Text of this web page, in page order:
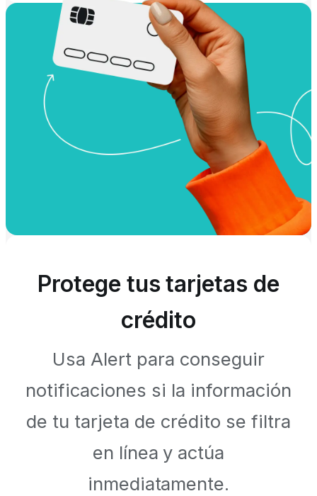
Protege tus tarjetas de
crédito
Usa Alert para conseguir
notificaciones si la información
de tu tarjeta de crédito se filtra
en línea y actúa
inmediatamente.